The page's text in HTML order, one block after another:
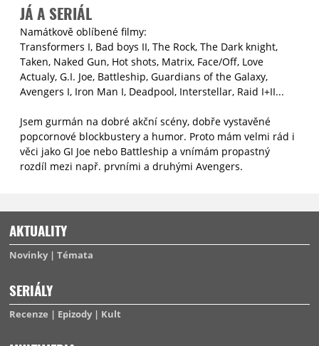
JÁ A SERIÁL
Namátkově oblíbené filmy:
Transformers I, Bad boys II, The Rock, The Dark knight,
Taken, Naked Gun, Hot shots, Matrix, Face/Off, Love
Actualy, G.I. Joe, Battleship, Guardians of the Galaxy,
Avengers I, Iron Man I, Deadpool, Interstellar, Raid I+II...
Jsem gurmán na dobré akční scény, dobře vystavěné
popcornové blockbustery a humor. Proto mám velmi rád i
věci jako GI Joe nebo Battleship a vnímám propastný
rozdíl mezi např. prvními a druhými Avengers.
AKTUALITY
Novinky Témata
SERIÁLY
Recenze Epizody Kult